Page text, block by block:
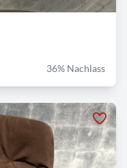
36% Nachlass